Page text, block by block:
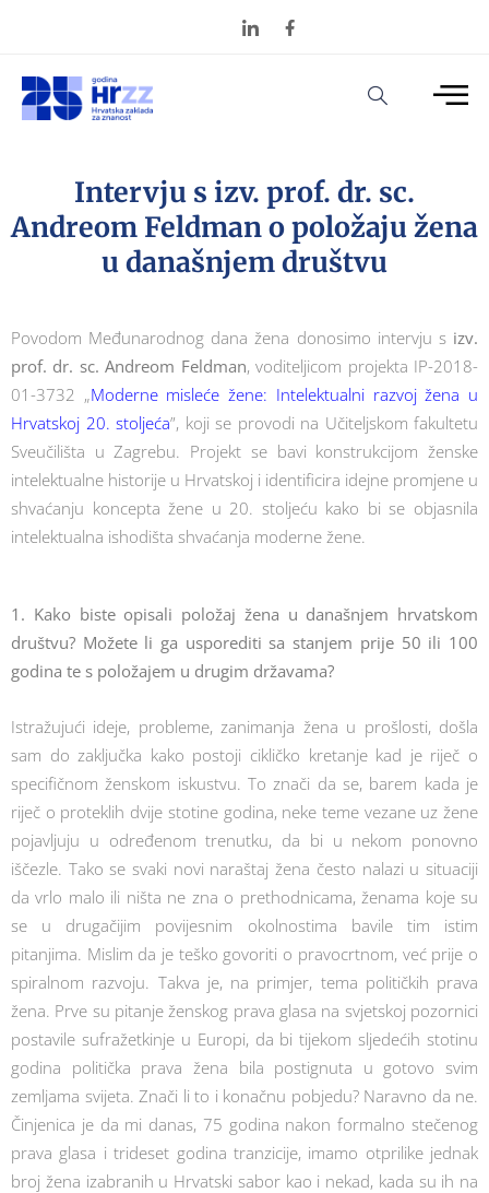
Intervju s izv. prof. dr. sc.
Andreom Feldman o položaju žena
u današnjem društvu
Povodom Međunarodnog dana žena donosimo intervju s izv.
prof. dr. sc. Andreom Feldman, voditeljicom projekta IP-2018-
01-3732 „Moderne misleće žene: Intelektualni razvoj žena u
Hrvatskoj 20. stoljeća”, koji se provodi na Učiteljskom fakultetu
Sveučilišta u Zagrebu. Projekt se bavi konstrukcijom ženske
intelektualne historije u Hrvatskoj i identificira idejne promjene u
shvaćanju koncepta žene u 20. stoljeću kako bi se objasnila
intelektualna ishodišta shvaćanja moderne žene.
1. Kako biste opisali položaj žena u današnjem hrvatskom
društvu? Možete li ga usporediti sa stanjem prije 50 ili 100
godina te s položajem u drugim državama?
Istražujući ideje, probleme, zanimanja žena u prošlosti, došla
sam do zaključka kako postoji cikličko kretanje kad je riječ o
specifičnom ženskom iskustvu. To znači da se, barem kada je
riječ o proteklih dvije stotine godina, neke teme vezane uz žene
pojavljuju u određenom trenutku, da bi u nekom ponovno
iščezle. Tako se svaki novi naraštaj žena često nalazi u situaciji
da vrlo malo ili ništa ne zna o prethodnicama, ženama koje su
se u drugačijim povijesnim okolnostima bavile tim istim
pitanjima. Mislim da je teško govoriti o pravocrtnom, već prije o
spiralnom razvoju. Takva je, na primjer, tema političkih prava
žena. Prve su pitanje ženskog prava glasa na svjetskoj pozornici
postavile sufražetkinje u Europi, da bi tijekom sljedećih stotinu
godina politička prava žena bila postignuta u gotovo svim
zemljama svijeta. Znači li to i konačnu pobjedu? Naravno da ne.
Činjenica je da mi danas, 75 godina nakon formalno stečenog
prava glasa i trideset godina tranzicije, imamo otprilike jednak
broj žena izabranih u Hrvatski sabor kao i nekad, kada su ih na